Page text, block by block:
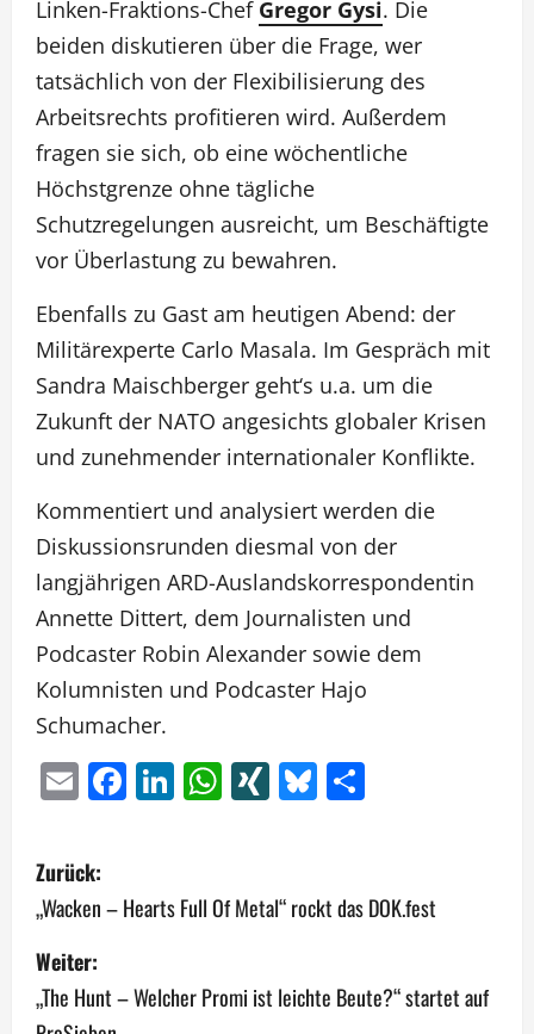
Linken-Fraktions-Chef Gregor Gysi. Die
beiden diskutieren über die Frage, wer
tatsächlich von der Flexibilisierung des
Arbeitsrechts profitieren wird. Außerdem
fragen sie sich, ob eine wöchentliche
Höchstgrenze ohne tägliche
Schutzregelungen ausreicht, um Beschäftigte
vor Überlastung zu bewahren.
Ebenfalls zu Gast am heutigen Abend: der
Militärexperte Carlo Masala. Im Gespräch mit
Sandra Maischberger geht‘s u.a. um die
Zukunft der NATO angesichts globaler Krisen
und zunehmender internationaler Konflikte.
Kommentiert und analysiert werden die
Diskussionsrunden diesmal von der
langjährigen ARD-Auslandskorrespondentin
Annette Dittert, dem Journalisten und
Podcaster Robin Alexander sowie dem
Kolumnisten und Podcaster Hajo
Schumacher.
EmailFacebook
LinkedIn
WhatsApp
XINGBluesky
B
e
i
t
Zurück:
„Wacken – Hearts Full Of Metal“ rockt das DOK.fest
Weiter:
„The Hunt – Welcher Promi ist leichte Beute?“ startet auf